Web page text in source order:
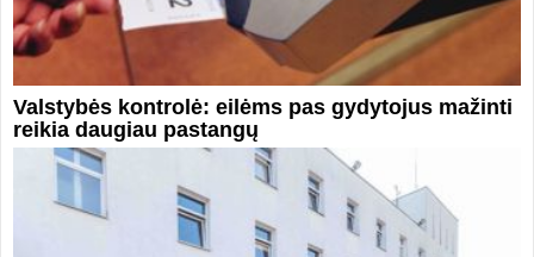
Valstybės kontrolė: eilėms pas gydytojus mažinti
reikia daugiau pastangų